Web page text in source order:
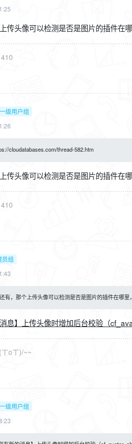
传头像可以检测是否是图片的插件在
一级用户组
cloudatabases.com/thread-582.htm
传头像可以检测是否是图片的插件在
员组
还有，那个上传头像可以检测是否是图片的插件在哪里
消息】上传头像时增加后台校验（
oㄒ)/~~
一级用户组